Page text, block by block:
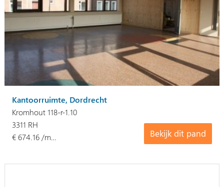
Kantoorruimte, Dordrecht
Kromhout 118-r-1.10
Bekijk dit pand
3311 RH
€ 674.16 /m…